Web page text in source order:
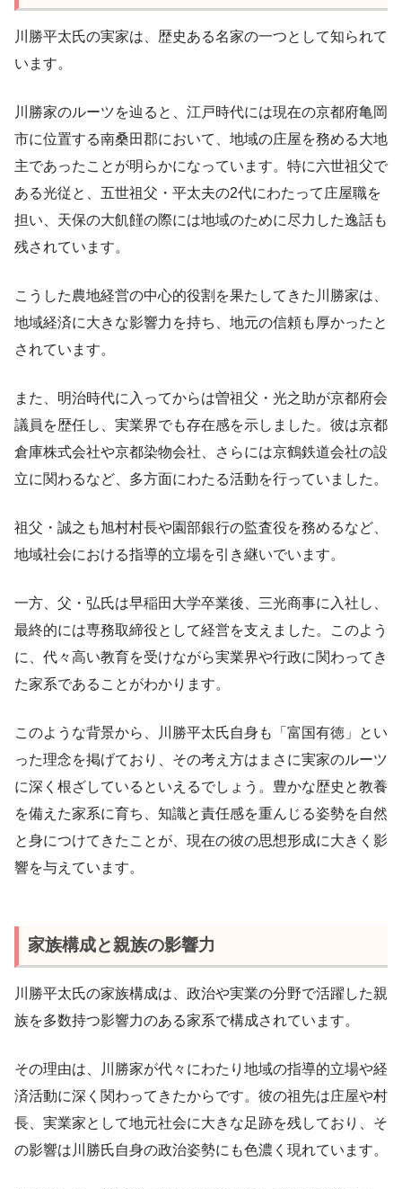
川勝平太氏の実家は、歴史ある名家の一つとして知られて
います。
川勝家のルーツを辿ると、江戸時代には現在の京都府亀岡
市に位置する南桑田郡において、地域の庄屋を務める大地
主であったことが明らかになっています。特に六世祖父で
ある光従と、五世祖父・平太夫の2代にわたって庄屋職を
担い、天保の大飢饉の際には地域のために尽力した逸話も
残されています。
こうした農地経営の中心的役割を果たしてきた川勝家は、
地域経済に大きな影響力を持ち、地元の信頼も厚かったと
されています。
また、明治時代に入ってからは曽祖父・光之助が京都府会
議員を歴任し、実業界でも存在感を示しました。彼は京都
倉庫株式会社や京都染物会社、さらには京鶴鉄道会社の設
立に関わるなど、多方面にわたる活動を行っていました。
祖父・誠之も旭村村長や園部銀行の監査役を務めるなど、
地域社会における指導的立場を引き継いでいます。
一方、父・弘氏は早稲田大学卒業後、三光商事に入社し、
最終的には専務取締役として経営を支えました。このよう
に、代々高い教育を受けながら実業界や行政に関わってき
た家系であることがわかります。
このような背景から、川勝平太氏自身も「富国有徳」とい
った理念を掲げており、その考え方はまさに実家のルーツ
に深く根ざしているといえるでしょう。豊かな歴史と教養
を備えた家系に育ち、知識と責任感を重んじる姿勢を自然
と身につけてきたことが、現在の彼の思想形成に大きく影
響を与えています。
家族構成と親族の影響力
川勝平太氏の家族構成は、政治や実業の分野で活躍した親
族を多数持つ影響力のある家系で構成されています。
その理由は、川勝家が代々にわたり地域の指導的立場や経
済活動に深く関わってきたからです。彼の祖先は庄屋や村
長、実業家として地元社会に大きな足跡を残しており、そ
の影響は川勝氏自身の政治姿勢にも色濃く現れています。